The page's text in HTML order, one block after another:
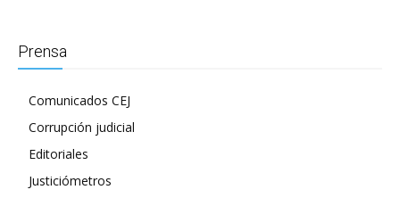
Prensa
Comunicados CEJ
Corrupción judicial
Editoriales
Justiciómetros